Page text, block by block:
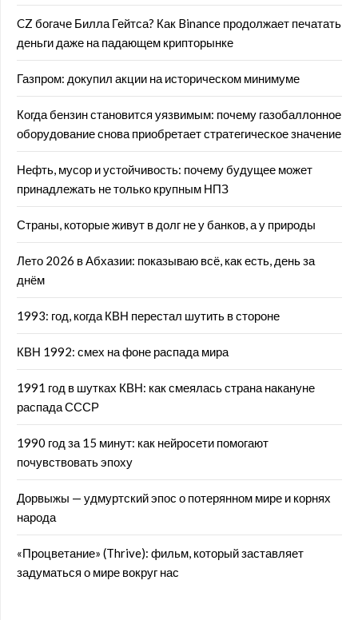
CZ богаче Билла Гейтса? Как Binance продолжает печатать
деньги даже на падающем крипторынке
Газпром: докупил акции на историческом минимуме
Когда бензин становится уязвимым: почему газобаллонное
оборудование снова приобретает стратегическое значение
Нефть, мусор и устойчивость: почему будущее может
принадлежать не только крупным НПЗ
Страны, которые живут в долг не у банков, а у природы
Лето 2026 в Абхазии: показываю всё, как есть, день за
днём
1993: год, когда КВН перестал шутить в стороне
КВН 1992: смех на фоне распада мира
1991 год в шутках КВН: как смеялась страна накануне
распада СССР
1990 год за 15 минут: как нейросети помогают
почувствовать эпоху
Дорвыжы — удмуртский эпос о потерянном мире и корнях
народа
«Процветание» (Thrive): фильм, который заставляет
задуматься о мире вокруг нас